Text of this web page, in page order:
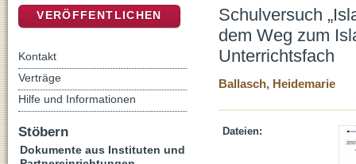
Schulversuch
dem Weg zum
Unterrichtsfach
Ballasch, Heidemarie
Dateien:
VERÖFFENTLICHEN
Kontakt
Verträge
Hilfe und Informationen
Stöbern
Dokumente aus Instituten und